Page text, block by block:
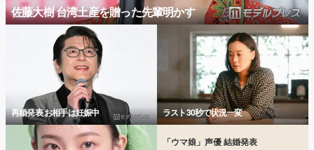
佐藤大樹 台湾土産を贈った先輩明かす
再婚発表 お相手は妊娠中 ラスト30秒で状況一変
「ウマ娘」声優 結婚発表